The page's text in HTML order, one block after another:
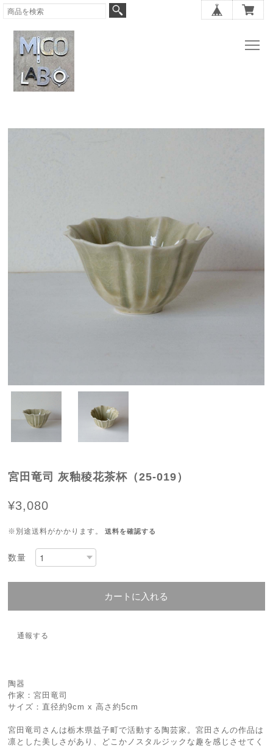
宮田竜司 灰釉稜花茶杯（25-019）
¥3,080
※別途送料がかかります。 送料を確認する
数量
カートに入れる
通報する
陶器
作家：宮田竜司
サイズ：直径約9cm x 高さ約5cm
宮田竜司さんは栃木県益子町で活動する陶芸家。宮田さんの作品は
凛とした美しさがあり、どこかノスタルジックな趣を感じさせてく